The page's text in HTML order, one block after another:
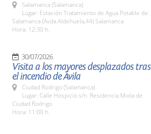
Salamanca (Salamanca)
Lugar: Estación Tratamiento de Agua Potable de
Salamanca (Avda.Aldehuela,44) Salamanca
Hora: 12:30 h.
30/07/2026
Visita a los mayores desplazados tras
el incendio de Ávila
Ciudad Rodrigo (Salamanca)
Lugar: Calle Hospicio s/n. Residencia Mixta de
Ciudad Rodrigo
Hora: 11:00 h.